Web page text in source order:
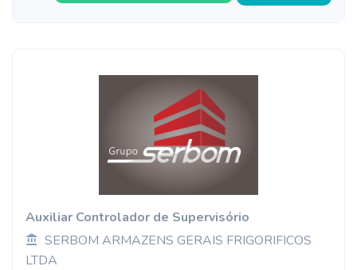
Auxiliar Controlador de Supervisório
SERBOM ARMAZENS GERAIS FRIGORIFICOS
LTDA